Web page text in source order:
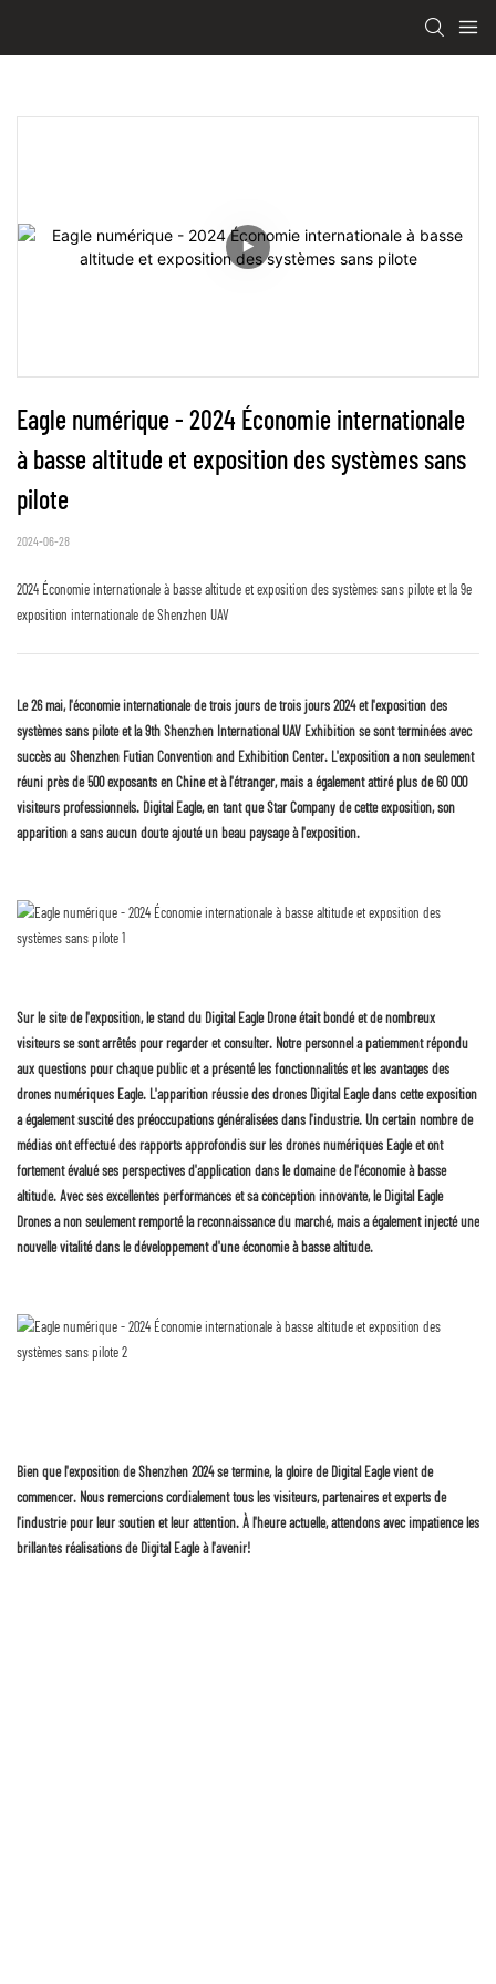
Eagle numérique - 2024 Économie internationale
à basse altitude et exposition des systèmes sans
pilote
2024-06-28
2024 Économie internationale à basse altitude et exposition des systèmes sans pilote et la 9e
exposition internationale de Shenzhen UAV
Le 26 mai, l'économie internationale de trois jours de trois jours 2024 et l'exposition des
systèmes sans pilote et la 9th Shenzhen International UAV Exhibition se sont terminées avec
succès au Shenzhen Futian Convention and Exhibition Center. L'exposition a non seulement
réuni près de 500 exposants en Chine et à l'étranger, mais a également attiré plus de 60 000
visiteurs professionnels. Digital Eagle, en tant que Star Company de cette exposition, son
apparition a sans aucun doute ajouté un beau paysage à l'exposition.
Sur le site de l'exposition, le stand du Digital Eagle Drone était bondé et de nombreux
visiteurs se sont arrêtés pour regarder et consulter. Notre personnel a patiemment répondu
aux questions pour chaque public et a présenté les fonctionnalités et les avantages des
drones numériques Eagle. L'apparition réussie des drones Digital Eagle dans cette exposition
a également suscité des préoccupations généralisées dans l'industrie. Un certain nombre de
médias ont effectué des rapports approfondis sur les drones numériques Eagle et ont
fortement évalué ses perspectives d'application dans le domaine de l'économie à basse
altitude. Avec ses excellentes performances et sa conception innovante, le Digital Eagle
Drones a non seulement remporté la reconnaissance du marché, mais a également injecté une
nouvelle vitalité dans le développement d'une économie à basse altitude.
Bien que l'exposition de Shenzhen 2024 se termine, la gloire de Digital Eagle vient de
commencer. Nous remercions cordialement tous les visiteurs, partenaires et experts de
l'industrie pour leur soutien et leur attention. À l'heure actuelle, attendons avec impatience les
brillantes réalisations de Digital Eagle à l'avenir!